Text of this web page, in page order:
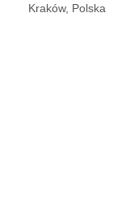
Kraków, Polska